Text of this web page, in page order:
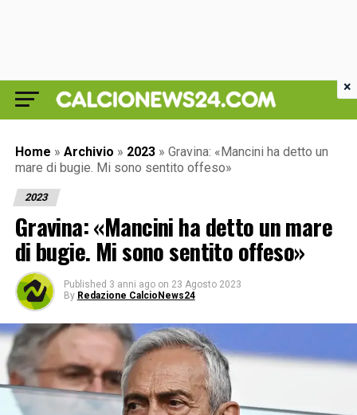
Home » Archivio » 2023 » Gravina: «Mancini ha detto un
mare di bugie. Mi sono sentito offeso»
2023
Gravina: «Mancini ha detto un mare
di bugie. Mi sono sentito offeso»
Published 3 anni ago on 23 Agosto 2023
By Redazione CalcioNews24
×